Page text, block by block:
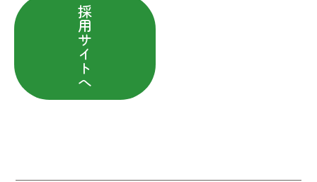
採
用
サ
イ
ト
へ